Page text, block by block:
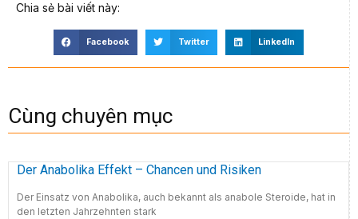
Chia sẻ bài viết này:
Facebook Twitter LinkedIn
Cùng chuyên mục
Der Anabolika Effekt – Chancen und Risiken
Der Einsatz von Anabolika, auch bekannt als anabole Steroide, hat in
den letzten Jahrzehnten stark